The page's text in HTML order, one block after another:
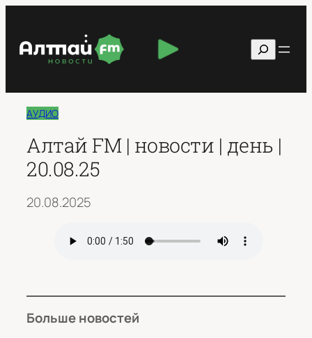
содержимому
Поиск
АУДИО
Алтай FM | новости | день |
20.08.25
20.08.2025
Больше новостей